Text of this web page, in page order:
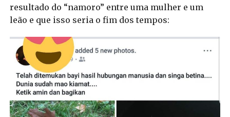
resultado do “namoro” entre uma mulher e um
leão e que isso seria o fim dos tempos: